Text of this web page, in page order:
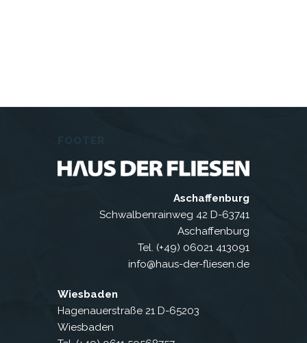
Aschaffenburg
Schwalbenrainweg 42 D-63741
Aschaffenburg
Tel. (+49) 06021 413091
info@haus-der-fliesen.de
Wiesbaden
Hagenauerstraße 21 D-65203
Wiesbaden